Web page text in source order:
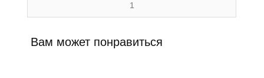
1
Вам может понравиться